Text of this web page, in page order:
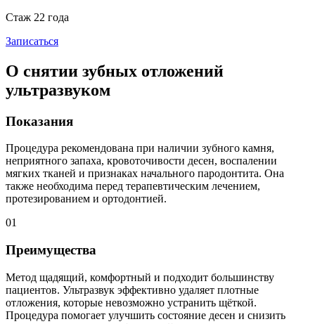
Стаж 22 года
Записаться
О снятии зубных отложений
ультразвуком
Показания
Процедура рекомендована при наличии зубного камня,
неприятного запаха, кровоточивости десен, воспалении
мягких тканей и признаках начального пародонтита. Она
также необходима перед терапевтическим лечением,
протезированием и ортодонтией.
01
Преимущества
Метод щадящий, комфортный и подходит большинству
пациентов. Ультразвук эффективно удаляет плотные
отложения, которые невозможно устранить щёткой.
Процедура помогает улучшить состояние десен и снизить